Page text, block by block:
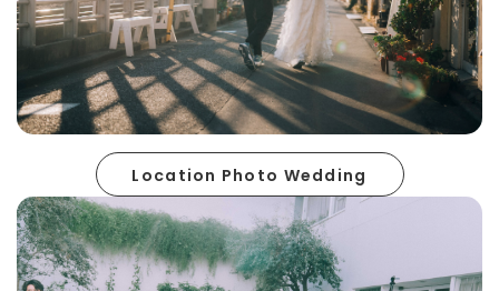
Location Photo Wedding